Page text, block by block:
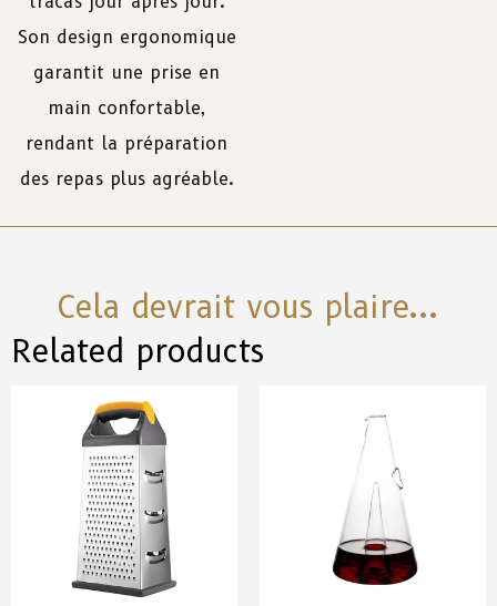
Son design ergonomique
garantit une prise en
main confortable,
rendant la préparation
des repas plus agréable.
Cela devrait vous plaire...
Related products